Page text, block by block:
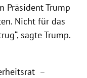
Präsident Trump
Nicht für das
sagte Trump.
–